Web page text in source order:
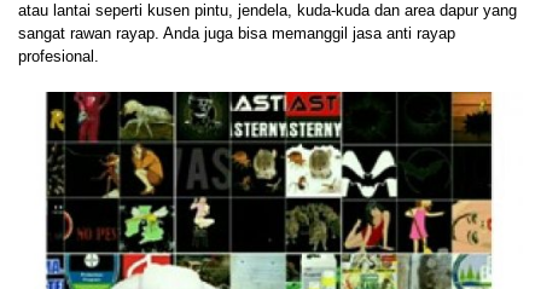
atau lantai seperti kusen pintu, jendela, kuda-kuda dan area dapur yang
sangat rawan rayap. Anda juga bisa memanggil jasa anti rayap
profesional.